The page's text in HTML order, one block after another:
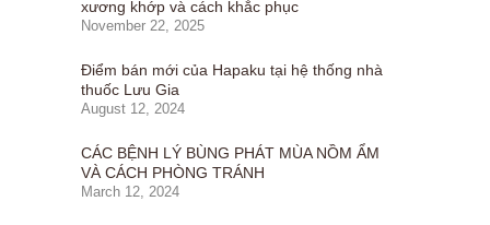
xương khớp và cách khắc phục
November 22, 2025
Điểm bán mới của Hapaku tại hệ thống nhà
thuốc Lưu Gia
August 12, 2024
CÁC BỆNH LÝ BÙNG PHÁT MÙA NỒM ẨM
VÀ CÁCH PHÒNG TRÁNH
March 12, 2024